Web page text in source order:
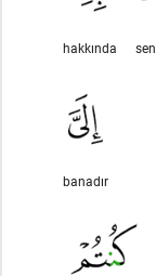
hakkında
banadır